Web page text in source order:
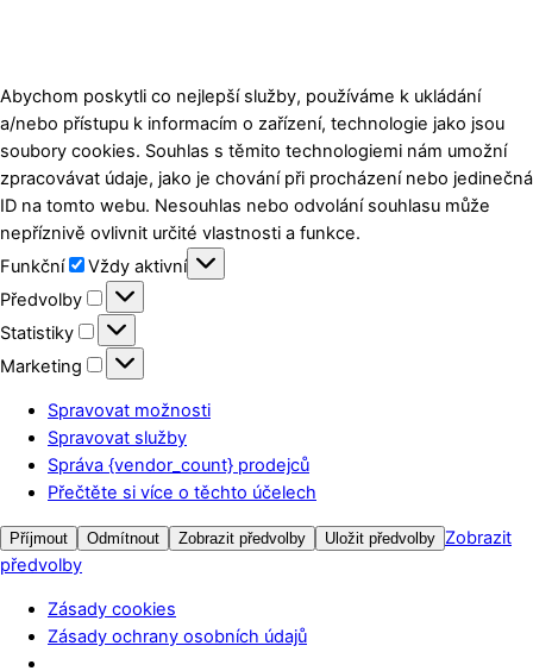
Abychom poskytli co nejlepší služby, používáme k ukládání
a/nebo přístupu k informacím o zařízení, technologie jako jsou
soubory cookies. Souhlas s těmito technologiemi nám umožní
zpracovávat údaje, jako je chování při procházení nebo jedinečná
ID na tomto webu. Nesouhlas nebo odvolání souhlasu může
nepříznivě ovlivnit určité vlastnosti a funkce.
Funkční
Funkční
Vždy aktivní
Předvolby
Předvolby
Statistiky
Statistiky
Marketing
Marketing
Spravovat možnosti
Spravovat služby
Správa {vendor_count} prodejců
Přečtěte si více o těchto účelech
Příjmout Odmítnout Zobrazit předvolby Uložit předvolby Zobrazit
předvolby
Zásady cookies
Zásady ochrany osobních údajů